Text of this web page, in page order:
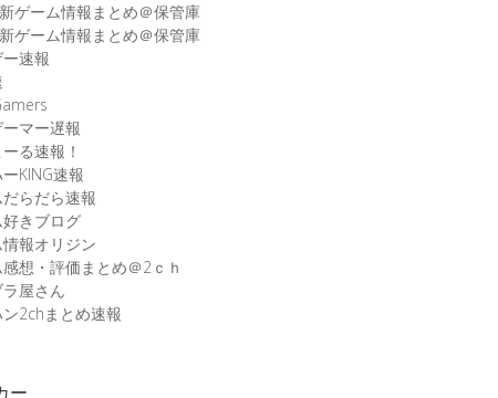
ゲーム情報まとめ＠保管庫
ゲーム情報まとめ＠保管庫
速報
マー遅報
る速報！
KING速報
らだら速報
きブログ
報オリジン
想・評価まとめ＠2ｃｈ
屋さん
2chまとめ速報
ー